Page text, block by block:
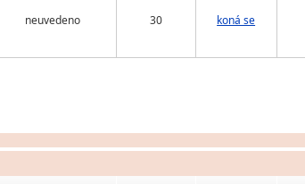
neuvedeno 30 koná se